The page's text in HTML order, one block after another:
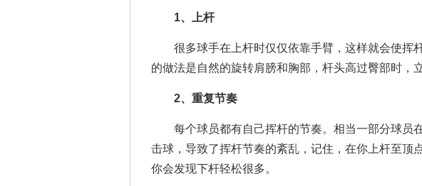
1、上杆
很多球手在上杆时仅仅依靠手臂，这样就会使挥
的做法是自然的旋转肩膀和胸部，杆头高过臀部时，
2、重复节奏
每个球员都有自己挥杆的节奏。相当一部分球员
击球，导致了挥杆节奏的紊乱，记住，在你上杆至顶
你会发现下杆轻松很多。